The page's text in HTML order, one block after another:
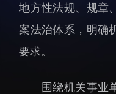
招生信息
地方性法规、规章
案法治体系，明确
要求。
围绕机关事业